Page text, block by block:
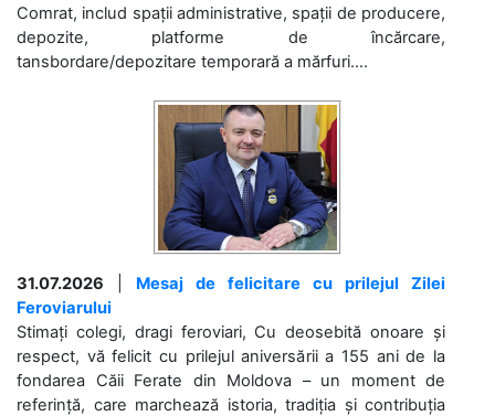
Comrat, includ spații administrative, spații de producere,
depozite, platforme de încărcare,
tansbordare/depozitare temporară a mărfuri....
31.07.2026
Mesaj de felicitare cu prilejul Zilei
Feroviarului
Stimați colegi, dragi feroviari, Cu deosebită onoare și
respect, vă felicit cu prilejul aniversării a 155 ani de la
fondarea Căii Ferate din Moldova – un moment de
referință, care marchează istoria, tradiția și contribuția